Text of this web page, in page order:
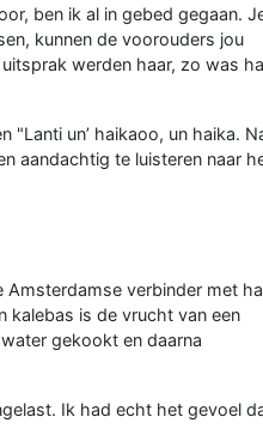
ben ik al in gebed gegaan.
kunnen de voorouders jou
werden haar, zo was
un’ haikaoo, un haika.
aandachtig te luisteren naar
Amsterdamse verbinder met
kalebas is de vrucht van een
gekookt en daarna
Ik had echt het gevoel